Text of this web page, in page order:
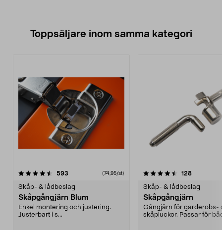
Toppsäljare inom samma kategori
593 (74,95/st)
Skåp- & lådbeslag
Skåpgångjärn Blum
Enkel montering och justering.
Justerbart i s...
4.5 av 5 stjärnor 128
Skåp- & lådbeslag
Skåpgångjärn
Gångjärn för garderobs-
skåpluckor. Passar för
4.5 av 5 stjärnor